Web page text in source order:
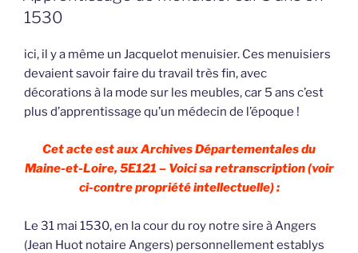
1530
ici, il y a même un Jacquelot menuisier. Ces menuisiers
devaient savoir faire du travail très fin, avec
décorations à la mode sur les meubles, car 5 ans c’est
plus d’apprentissage qu’un médecin de l’époque !
Cet acte est aux Archives Départementales du
Maine-et-Loire, 5E121 – Voici sa retranscription (voir
ci-contre propriété intellectuelle) :
Le 31 mai 1530, en la cour du roy notre sire à Angers
(Jean Huot notaire Angers) personnellement establys